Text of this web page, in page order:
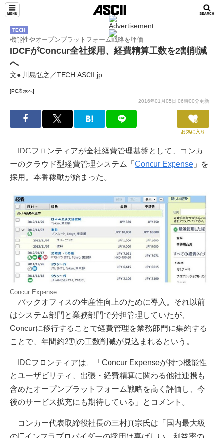
TECH
機能性やオープンプラットフォーム戦略を評価
IDCFがConcur全社採用、経費精算工数を2割削減
へ
文● 川島弘之／TECH.ASCII.jp
[PC表示へ]
2016年01月05日 06時00分更新
お気に入り
IDCフロンティアが全社経費管理基盤として、コンカ
ーのクラウド型経費管理システム「 Concur Expense 」を
採用。本番稼動が始まった。
Concur Expense
バックオフィスの生産性向上のために導入。それ以前
はシステム部門と業務部門で分担管理していたが、
Concurに移行することで経費管理を業務部門に集約する
ことで、年間約2割の工数削減が見込まれるという。
IDCフロンティアは、「Concur Expenseが持つ機能性
とユーザビリティ、出張・経費精算に関わる他社連携も
含めたオープンプラットフォーム戦略を高く評価し、今
後のサービス拡充にも期待している」とコメント。
コンカー代表取締役社長の三村真宗氏は「国内最大級